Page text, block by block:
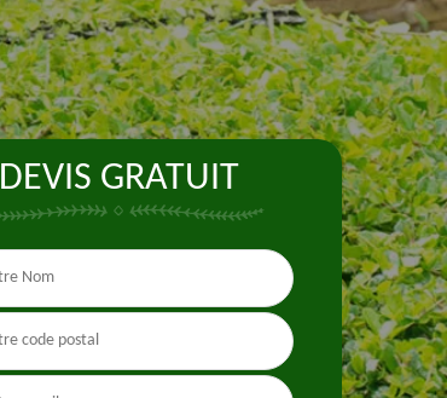
DEVIS GRATUIT